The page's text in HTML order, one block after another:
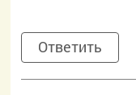
Ответить